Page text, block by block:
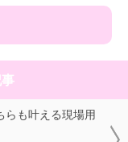
らも叶える現場用